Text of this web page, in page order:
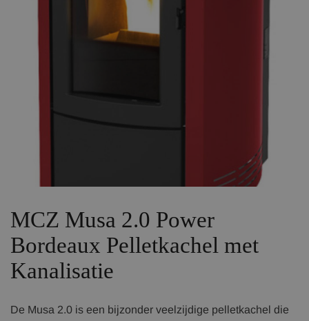
MCZ Musa 2.0 Power
Bordeaux Pelletkachel met
Kanalisatie
De Musa 2.0 is een bijzonder veelzijdige pelletkachel die